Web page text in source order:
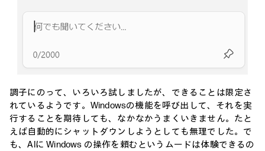
調子にのって、いろいろ試しましたが、できることは限定さ
れているようです。Windowsの機能を呼び出して、それを実
行することを期待しても、なかなかうまくいきません。たと
えば自動的にシャットダウンしようとしても無理でした。で
も、AIに Windows の操作を頼むというムードは体験できるの